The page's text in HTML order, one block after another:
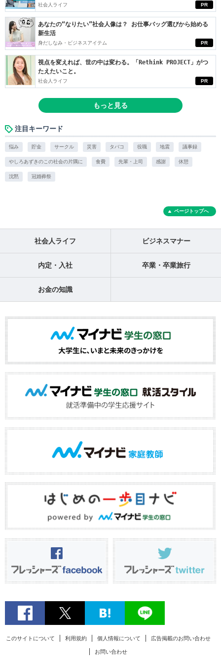
PR
社会人ライフ
PR
あなたの“なりたい”社会人像は？ お仕事バッグ選びから始める
新生活
身だしなみ・ビジネスアイテム
PR
視点を変えれば、世の中は変わる。「Rethink PROJECT」がつ
たえたいこと。
社会人ライフ
もっと見る
注目キーワード
悩み 貯金 サークル 災害 タバコ 役職 地震 議事録
やしろあずきのこの社会の片隅に 食費 先輩・上司 感謝 休憩
沈黙 冠婚葬祭
ページトップへ
社会人ライフ ビジネスマナー
内定・入社 卒業・卒業旅行
お金の知識
このサイトについて 利用規約 個人情報について 広告掲載のお問い合わせ
お問い合わせ